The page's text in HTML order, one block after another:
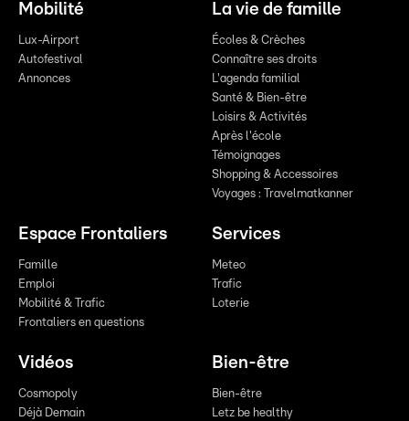
Mobilité
Lux-Airport
Autofestival
Annonces
La vie de famille
Écoles & Crèches
Connaître ses droits
L'agenda familial
Santé & Bien-être
Loisirs & Activités
Après l'école
Témoignages
Shopping & Accessoires
Voyages : Travelmatkanner
Espace Frontaliers
Famille
Emploi
Mobilité & Trafic
Frontaliers en questions
Services
Meteo
Trafic
Loterie
Vidéos
Cosmopoly
Déjà Demain
Bien-être
Bien-être
Letz be healthy